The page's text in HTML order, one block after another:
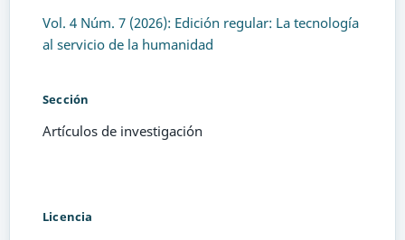
Vol. 4 Núm. 7 (2026): Edición regular: La tecnología
al servicio de la humanidad
Sección
Artículos de investigación
Licencia